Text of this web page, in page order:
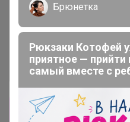
Сбор заказов
Брюнетка
Рюкзаки Котофей
приятное —
самый вместе с